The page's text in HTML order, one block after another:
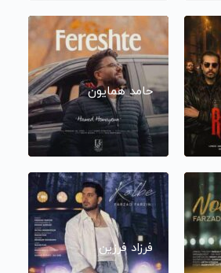
حامد همایون
فرزاد فرزین